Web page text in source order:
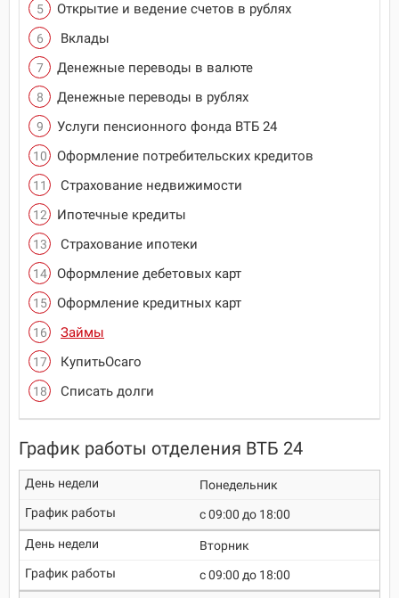
Открытие и ведение счетов в рублях
Вклады
Денежные переводы в валюте
Денежные переводы в рублях
Услуги пенсионного фонда ВТБ 24
Оформление потребительских кредитов
Страхование недвижимости
Ипотечные кредиты
Страхование ипотеки
Оформление дебетовых карт
Оформление кредитных карт
Займы
КупитьОсаго
Списать долги
График работы отделения ВТБ 24
Понедельник
c 09:00 до 18:00
Вторник
c 09:00 до 18:00